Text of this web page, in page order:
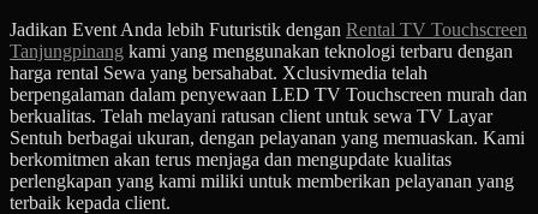
Jadikan Event Anda lebih Futuristik dengan Rental TV Touchscreen
Tanjungpinang kami yang menggunakan teknologi terbaru dengan
harga rental Sewa yang bersahabat. Xclusivmedia telah
berpengalaman dalam penyewaan LED TV Touchscreen murah dan
berkualitas. Telah melayani ratusan client untuk sewa TV Layar
Sentuh berbagai ukuran, dengan pelayanan yang memuaskan. Kami
berkomitmen akan terus menjaga dan mengupdate kualitas
perlengkapan yang kami miliki untuk memberikan pelayanan yang
terbaik kepada client.